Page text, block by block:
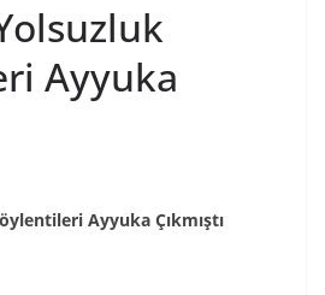
Ayyuka
Ayyuka Çıkmıştı